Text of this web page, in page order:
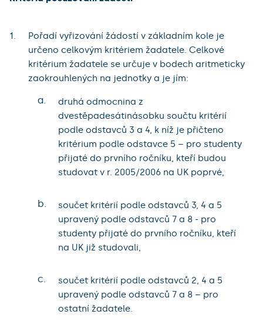
Pořadí vyřizování žádostí v základním kole je
určeno celkovým kritériem žadatele. Celkové
kritérium žadatele se určuje v bodech aritmeticky
zaokrouhlených na jednotky a je jím:
a.
druhá odmocnina z
dvestěpadesátinásobku součtu kritérií
podle odstavců 3 a 4, k níž je přičteno
kritérium podle odstavce 5 – pro studenty
přijaté do prvního ročníku, kteří budou
studovat v r. 2005/2006 na UK poprvé,
b.
součet kritérií podle odstavců 3, 4 a 5
upravený podle odstavců 7 a 8 - pro
studenty přijaté do prvního ročníku, kteří
na UK již studovali,
c.
součet kritérií podle odstavců 2, 4 a 5
upravený podle odstavců 7 a 8 – pro
ostatní žadatele.